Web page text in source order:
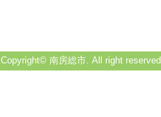
Copyright© 南房総市. All right reserved.